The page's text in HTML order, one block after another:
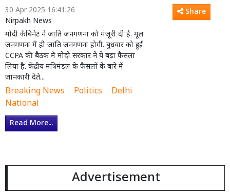
30 Apr 2025 16:41:26
Nirpakh News
मोदी कैबिनेट ने जाति जनगणना को मंजूरी दी है. मूल
जनगणना में ही जाति जनगणना होगी. बुधवार को हुई
CCPA की बैठक में मोदी सरकार ने ये बड़ा फैसला
लिया है. केंद्रीय मंत्रिमंडल के फैसलों के बारे में
जानकारी देते...
Breaking News Politics
Delhi
National
Read More...
Share
Advertisement